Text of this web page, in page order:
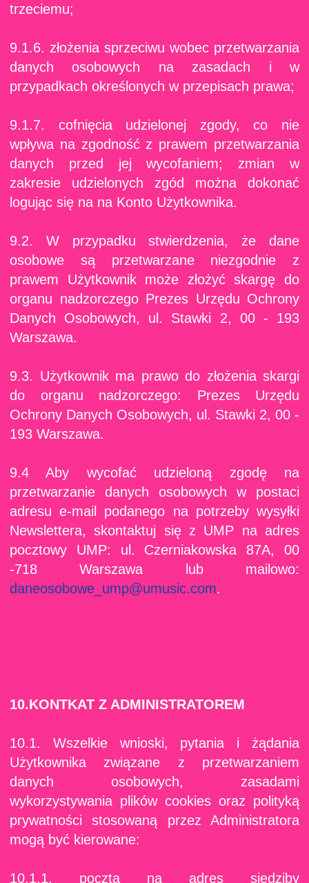
trzeciemu;
9.1.6. złożenia sprzeciwu wobec przetwarzania
danych osobowych na zasadach i w
przypadkach określonych w przepisach prawa;
9.1.7. cofnięcia udzielonej zgody, co nie
wpływa na zgodność z prawem przetwarzania
danych przed jej wycofaniem; zmian w
zakresie udzielonych zgód można dokonać
logując się na na Konto Użytkownika.
9.2. W przypadku stwierdzenia, że dane
osobowe są przetwarzane niezgodnie z
prawem Użytkownik może złożyć skargę do
organu nadzorczego Prezes Urzędu Ochrony
Danych Osobowych, ul. Stawki 2, 00 - 193
Warszawa.
9.3. Użytkownik ma prawo do złożenia skargi
do organu nadzorczego: Prezes Urzędu
Ochrony Danych Osobowych, ul. Stawki 2, 00 -
193 Warszawa.
9.4 Aby wycofać udzieloną zgodę na
przetwarzanie danych osobowych w postaci
adresu e-mail podanego na potrzeby wysyłki
Newslettera, skontaktuj się z UMP na adres
pocztowy UMP: ul. Czerniakowska 87A, 00
-718 Warszawa lub mailowo:
daneosobowe_ump@umusic.com.
10.KONTKAT Z ADMINISTRATOREM
10.1. Wszelkie wnioski, pytania i żądania
Użytkownika związane z przetwarzaniem
danych osobowych, zasadami
wykorzystywania plików cookies oraz polityką
prywatności stosowaną przez Administratora
mogą być kierowane:
10.1.1. pocztą na adres siedziby